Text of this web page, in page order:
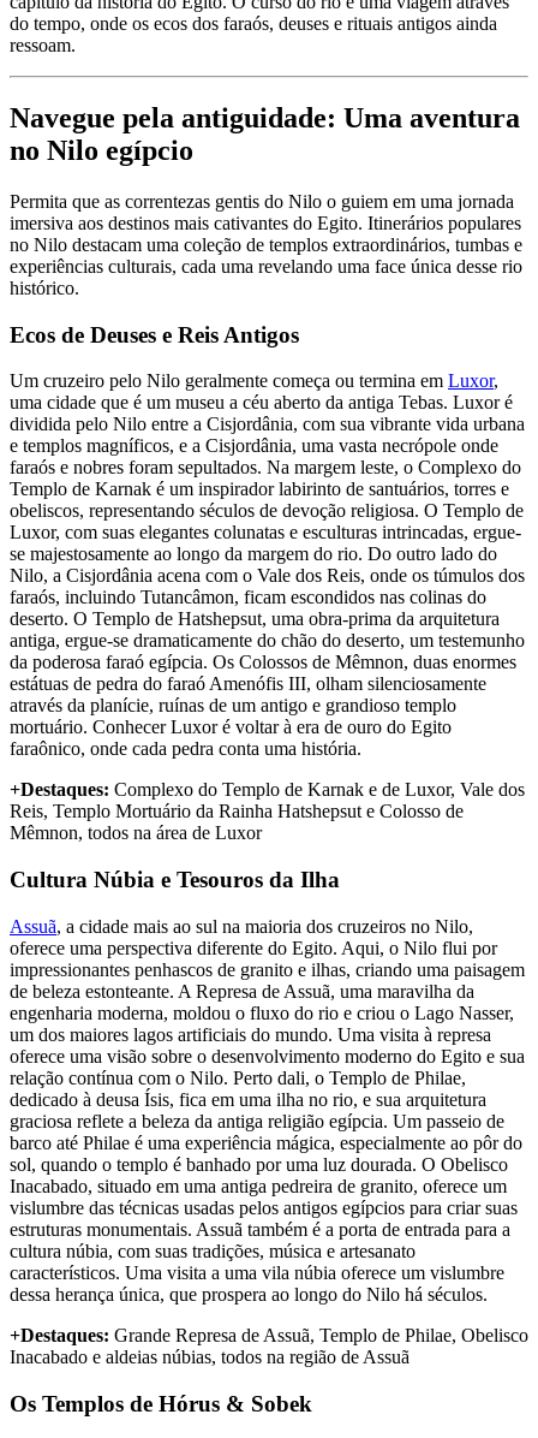
do tempo, onde os ecos dos faraós, deuses e rituais antigos ainda
ressoam.
Navegue pela antiguidade: Uma aventura
no Nilo egípcio
Permita que as correntezas gentis do Nilo o guiem em uma jornada
imersiva aos destinos mais cativantes do Egito. Itinerários populares
no Nilo destacam uma coleção de templos extraordinários, tumbas e
experiências culturais, cada uma revelando uma face única desse rio
histórico.
Ecos de Deuses e Reis Antigos
Um cruzeiro pelo Nilo geralmente começa ou termina em Luxor,
uma cidade que é um museu a céu aberto da antiga Tebas. Luxor é
dividida pelo Nilo entre a Cisjordânia, com sua vibrante vida urbana
e templos magníficos, e a Cisjordânia, uma vasta necrópole onde
faraós e nobres foram sepultados. Na margem leste, o Complexo do
Templo de Karnak é um inspirador labirinto de santuários, torres e
obeliscos, representando séculos de devoção religiosa. O Templo de
Luxor, com suas elegantes colunatas e esculturas intrincadas, ergue-
se majestosamente ao longo da margem do rio. Do outro lado do
Nilo, a Cisjordânia acena com o Vale dos Reis, onde os túmulos dos
faraós, incluindo Tutancâmon, ficam escondidos nas colinas do
deserto. O Templo de Hatshepsut, uma obra-prima da arquitetura
antiga, ergue-se dramaticamente do chão do deserto, um testemunho
da poderosa faraó egípcia. Os Colossos de Mêmnon, duas enormes
estátuas de pedra do faraó Amenófis III, olham silenciosamente
através da planície, ruínas de um antigo e grandioso templo
mortuário. Conhecer Luxor é voltar à era de ouro do Egito
faraônico, onde cada pedra conta uma história.
+Destaques: Complexo do Templo de Karnak e de Luxor, Vale dos
Reis, Templo Mortuário da Rainha Hatshepsut e Colosso de
Mêmnon, todos na área de Luxor
Cultura Núbia e Tesouros da Ilha
Assuã, a cidade mais ao sul na maioria dos cruzeiros no Nilo,
oferece uma perspectiva diferente do Egito. Aqui, o Nilo flui por
impressionantes penhascos de granito e ilhas, criando uma paisagem
de beleza estonteante. A Represa de Assuã, uma maravilha da
engenharia moderna, moldou o fluxo do rio e criou o Lago Nasser,
um dos maiores lagos artificiais do mundo. Uma visita à represa
oferece uma visão sobre o desenvolvimento moderno do Egito e sua
relação contínua com o Nilo. Perto dali, o Templo de Philae,
dedicado à deusa Ísis, fica em uma ilha no rio, e sua arquitetura
graciosa reflete a beleza da antiga religião egípcia. Um passeio de
barco até Philae é uma experiência mágica, especialmente ao pôr do
sol, quando o templo é banhado por uma luz dourada. O Obelisco
Inacabado, situado em uma antiga pedreira de granito, oferece um
vislumbre das técnicas usadas pelos antigos egípcios para criar suas
estruturas monumentais. Assuã também é a porta de entrada para a
cultura núbia, com suas tradições, música e artesanato
característicos. Uma visita a uma vila núbia oferece um vislumbre
dessa herança única, que prospera ao longo do Nilo há séculos.
+Destaques: Grande Represa de Assuã, Templo de Philae, Obelisco
Inacabado e aldeias núbias, todos na região de Assuã
Os Templos de Hórus & Sobek